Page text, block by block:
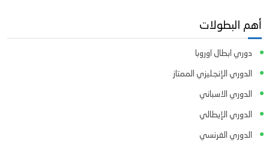
أهم البطولات
دوري ابطال اوروبا
الدوري الإنجليزي الممتاز
الدوري الاسباني
الدوري الإيطالي
الدوري الفرنسي